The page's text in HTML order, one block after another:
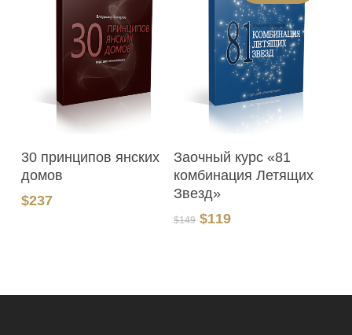
30 принципов янских
домов
$237
В Корзину
Заочный курс «81
комбинация Летящих
Звезд»
$149 Первоначальная
$119Текущая